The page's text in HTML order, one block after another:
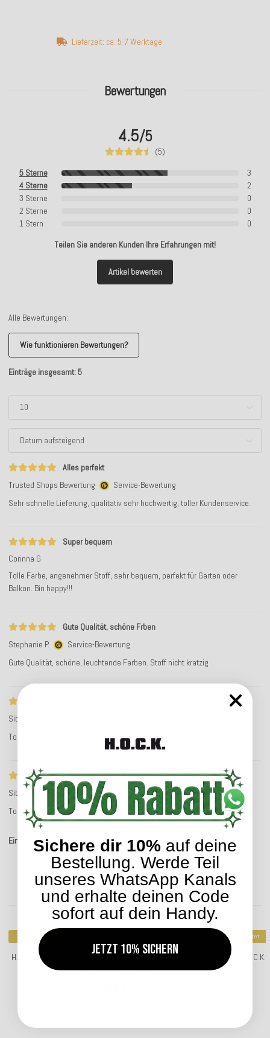
Bewertungen
4.5/5
(5)
5 Sterne
3
4 Sterne
2
3 Sterne
0
2 Sterne
0
1 Stern
0
Teilen Sie anderen Kunden Ihre Erfahrungen mit!
Artikel bewerten
Alle Bewertungen:
Wie funktionieren Bewertungen?
Einträge insgesamt: 5
Alles perfekt
Trusted Shops Bewertung
Service-Bewertung
Sehr schnelle Lieferung, qualitativ sehr hochwertig, toller Kundenservice.
Super bequem
Corinna G
Tolle Farbe, angenehmer Stoff, sehr bequem, perfekt für Garten oder
Balkon. Bin happy!!!
Gute Qualität, schöne Frben
Stephanie P.
Service-Bewertung
Gute Qualität, schöne, leuchtende Farben. Stoff nicht kratzig
Sibylle J.
Tolle Auswahl , Lieferzeiten zu lang
Tolle Auswahl
Sibylle J.
Service-Bewertung
Tolle Auswahl , Lieferzeiten zu lang
Einträge insgesamt: 5
Lieferzeit: ca. 5-7 Werktage
Kunden kauften dazu folgende Artikel:
Top bewertet
H.O.C.K. Classic Uni Outdoor Matratzenkissen 50x50x10cm
in verschiedenen Farben
Top bewertet
Sichere dir 10% auf deine
Bestellung. Werde Teil
unseres WhatsApp Kanals
und erhalte deinen Code
sofort auf dein Handy.
Jetzt 10% sichern